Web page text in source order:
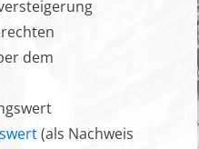
dem
(als Nachweis